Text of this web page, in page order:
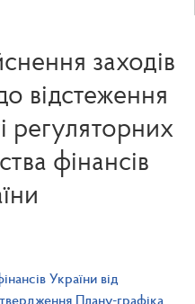
заходів
відстеження
регуляторних
фінансів
України від
Плану-графіка